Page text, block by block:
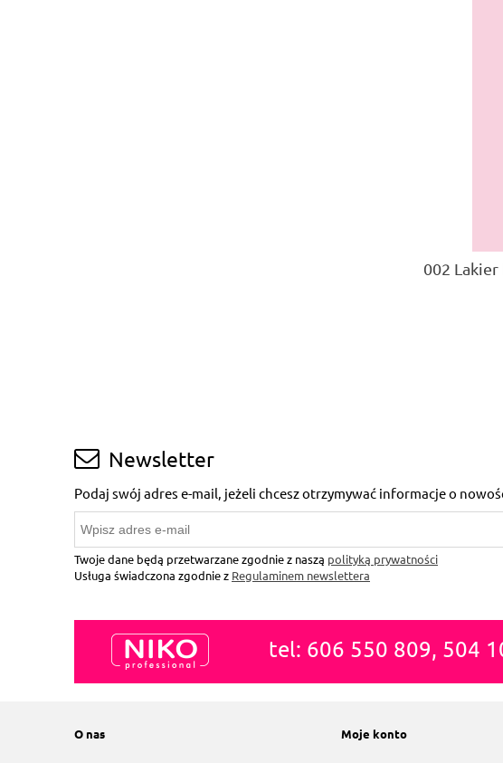
002
Newsletter
Podaj swój adres e-mail, jeżeli chcesz otrzymywać informacje o
Twoje dane będą przetwarzane zgodnie z naszą polityką prywatności
Usługa świadczona zgodnie z Regulaminem newslettera
tel: 606 550 809, 504
O nas Moje konto